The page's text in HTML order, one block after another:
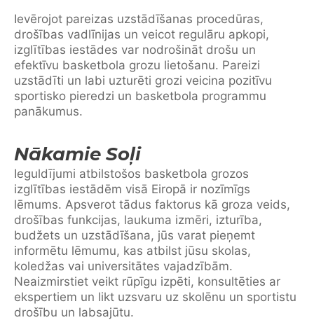
Ievērojot pareizas uzstādīšanas procedūras,
drošības vadlīnijas un veicot regulāru apkopi,
izglītības iestādes var nodrošināt drošu un
efektīvu basketbola grozu lietošanu. Pareizi
uzstādīti un labi uzturēti grozi veicina pozitīvu
sportisko pieredzi un basketbola programmu
panākumus.
Nākamie Soļi
Ieguldījumi atbilstošos basketbola grozos
izglītības iestādēm visā Eiropā ir nozīmīgs
lēmums. Apsverot tādus faktorus kā groza veids,
drošības funkcijas, laukuma izmēri, izturība,
budžets un uzstādīšana, jūs varat pieņemt
informētu lēmumu, kas atbilst jūsu skolas,
koledžas vai universitātes vajadzībām.
Neaizmirstiet veikt rūpīgu izpēti, konsultēties ar
ekspertiem un likt uzsvaru uz skolēnu un sportistu
drošību un labsajūtu.